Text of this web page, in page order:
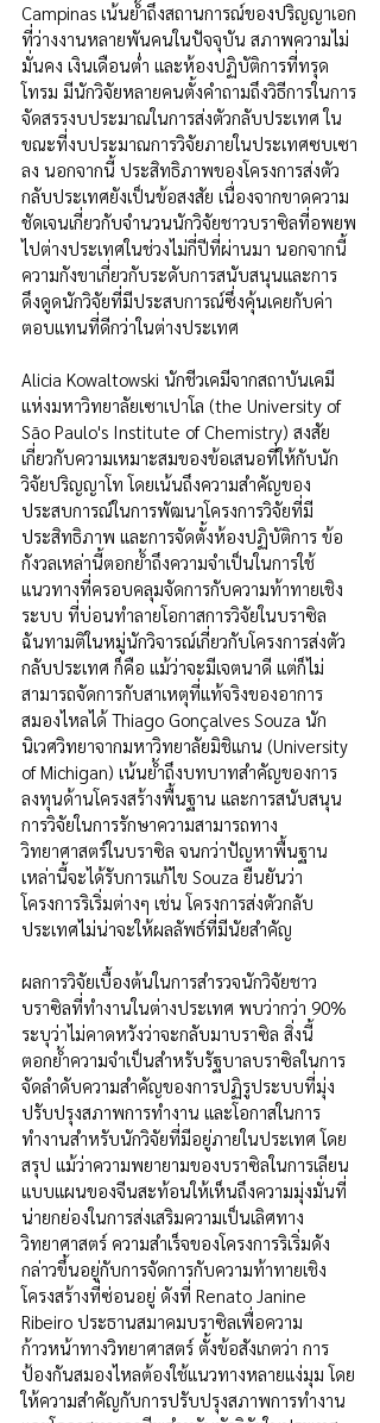
Campinas เน้นย้ำถึงสถานการณ์ของปริญญาเอก
ที่ว่างงานหลายพันคนในปัจจุบัน สภาพความไม่
มั่นคง เงินเดือนต่ำ และห้องปฏิบัติการที่ทรุด
โทรม มีนักวิจัยหลายคนตั้งคำถามถึงวิธีการในการ
จัดสรรงบประมาณในการส่งตัวกลับประเทศ ใน
ขณะที่งบประมาณการวิจัยภายในประเทศซบเซา
ลง นอกจากนี้ ประสิทธิภาพของโครงการส่งตัว
กลับประเทศยังเป็นข้อสงสัย เนื่องจากขาดความ
ชัดเจนเกี่ยวกับจำนวนนักวิจัยชาวบราซิลที่อพยพ
ไปต่างประเทศในช่วงไม่กี่ปีที่ผ่านมา นอกจากนี้
ความกังขาเกี่ยวกับระดับการสนับสนุนและการ
ดึงดูดนักวิจัยที่มีประสบการณ์ซึ่งคุ้นเคยกับค่า
ตอบแทนที่ดีกว่าในต่างประเทศ
Alicia Kowaltowski นักชีวเคมีจากสถาบันเคมี
แห่งมหาวิทยาลัยเซาเปาโล (the University of
São Paulo's Institute of Chemistry) สงสัย
เกี่ยวกับความเหมาะสมของข้อเสนอที่ให้กับนัก
วิจัยปริญญาโท โดยเน้นถึงความสำคัญของ
ประสบการณ์ในการพัฒนาโครงการวิจัยที่มี
ประสิทธิภาพ และการจัดตั้งห้องปฏิบัติการ ข้อ
กังวลเหล่านี้ตอกย้ำถึงความจำเป็นในการใช้
แนวทางที่ครอบคลุมจัดการกับความท้าทายเชิง
ระบบ ที่บ่อนทำลายโอกาสการวิจัยในบราซิล
ฉันทามติในหมู่นักวิจารณ์เกี่ยวกับโครงการส่งตัว
กลับประเทศ ก็คือ แม้ว่าจะมีเจตนาดี แต่ก็ไม่
สามารถจัดการกับสาเหตุที่แท้จริงของอาการ
สมองไหลได้ Thiago Gonçalves Souza นัก
นิเวศวิทยาจากมหาวิทยาลัยมิชิแกน (University
of Michigan) เน้นย้ำถึงบทบาทสำคัญของการ
ลงทุนด้านโครงสร้างพื้นฐาน และการสนับสนุน
การวิจัยในการรักษาความสามารถทาง
วิทยาศาสตร์ในบราซิล จนกว่าปัญหาพื้นฐาน
เหล่านี้จะได้รับการแก้ไข Souza ยืนยันว่า
โครงการริเริ่มต่างๆ เช่น โครงการส่งตัวกลับ
ประเทศไม่น่าจะให้ผลลัพธ์ที่มีนัยสำคัญ
ผลการวิจัยเบื้องต้นในการสำรวจนักวิจัยชาว
บราซิลที่ทำงานในต่างประเทศ พบว่ากว่า 90%
ระบุว่าไม่คาดหวังว่าจะกลับมาบราซิล สิ่งนี้
ตอกย้ำความจำเป็นสำหรับรัฐบาลบราซิลในการ
จัดลำดับความสำคัญของการปฏิรูประบบที่มุ่ง
ปรับปรุงสภาพการทำงาน และโอกาสในการ
ทำงานสำหรับนักวิจัยที่มีอยู่ภายในประเทศ โดย
สรุป แม้ว่าความพยายามของบราซิลในการเลียน
แบบแผนของจีนสะท้อนให้เห็นถึงความมุ่งมั่นที่
น่ายกย่องในการส่งเสริมความเป็นเลิศทาง
วิทยาศาสตร์ ความสำเร็จของโครงการริเริ่มดัง
กล่าวขึ้นอยู่กับการจัดการกับความท้าทายเชิง
โครงสร้างที่ซ่อนอยู่ ดังที่ Renato Janine
Ribeiro ประธานสมาคมบราซิลเพื่อความ
ก้าวหน้าทางวิทยาศาสตร์ ตั้งข้อสังเกตว่า การ
ป้องกันสมองไหลต้องใช้แนวทางหลายแง่มุม โดย
ให้ความสำคัญกับการปรับปรุงสภาพการทำงาน